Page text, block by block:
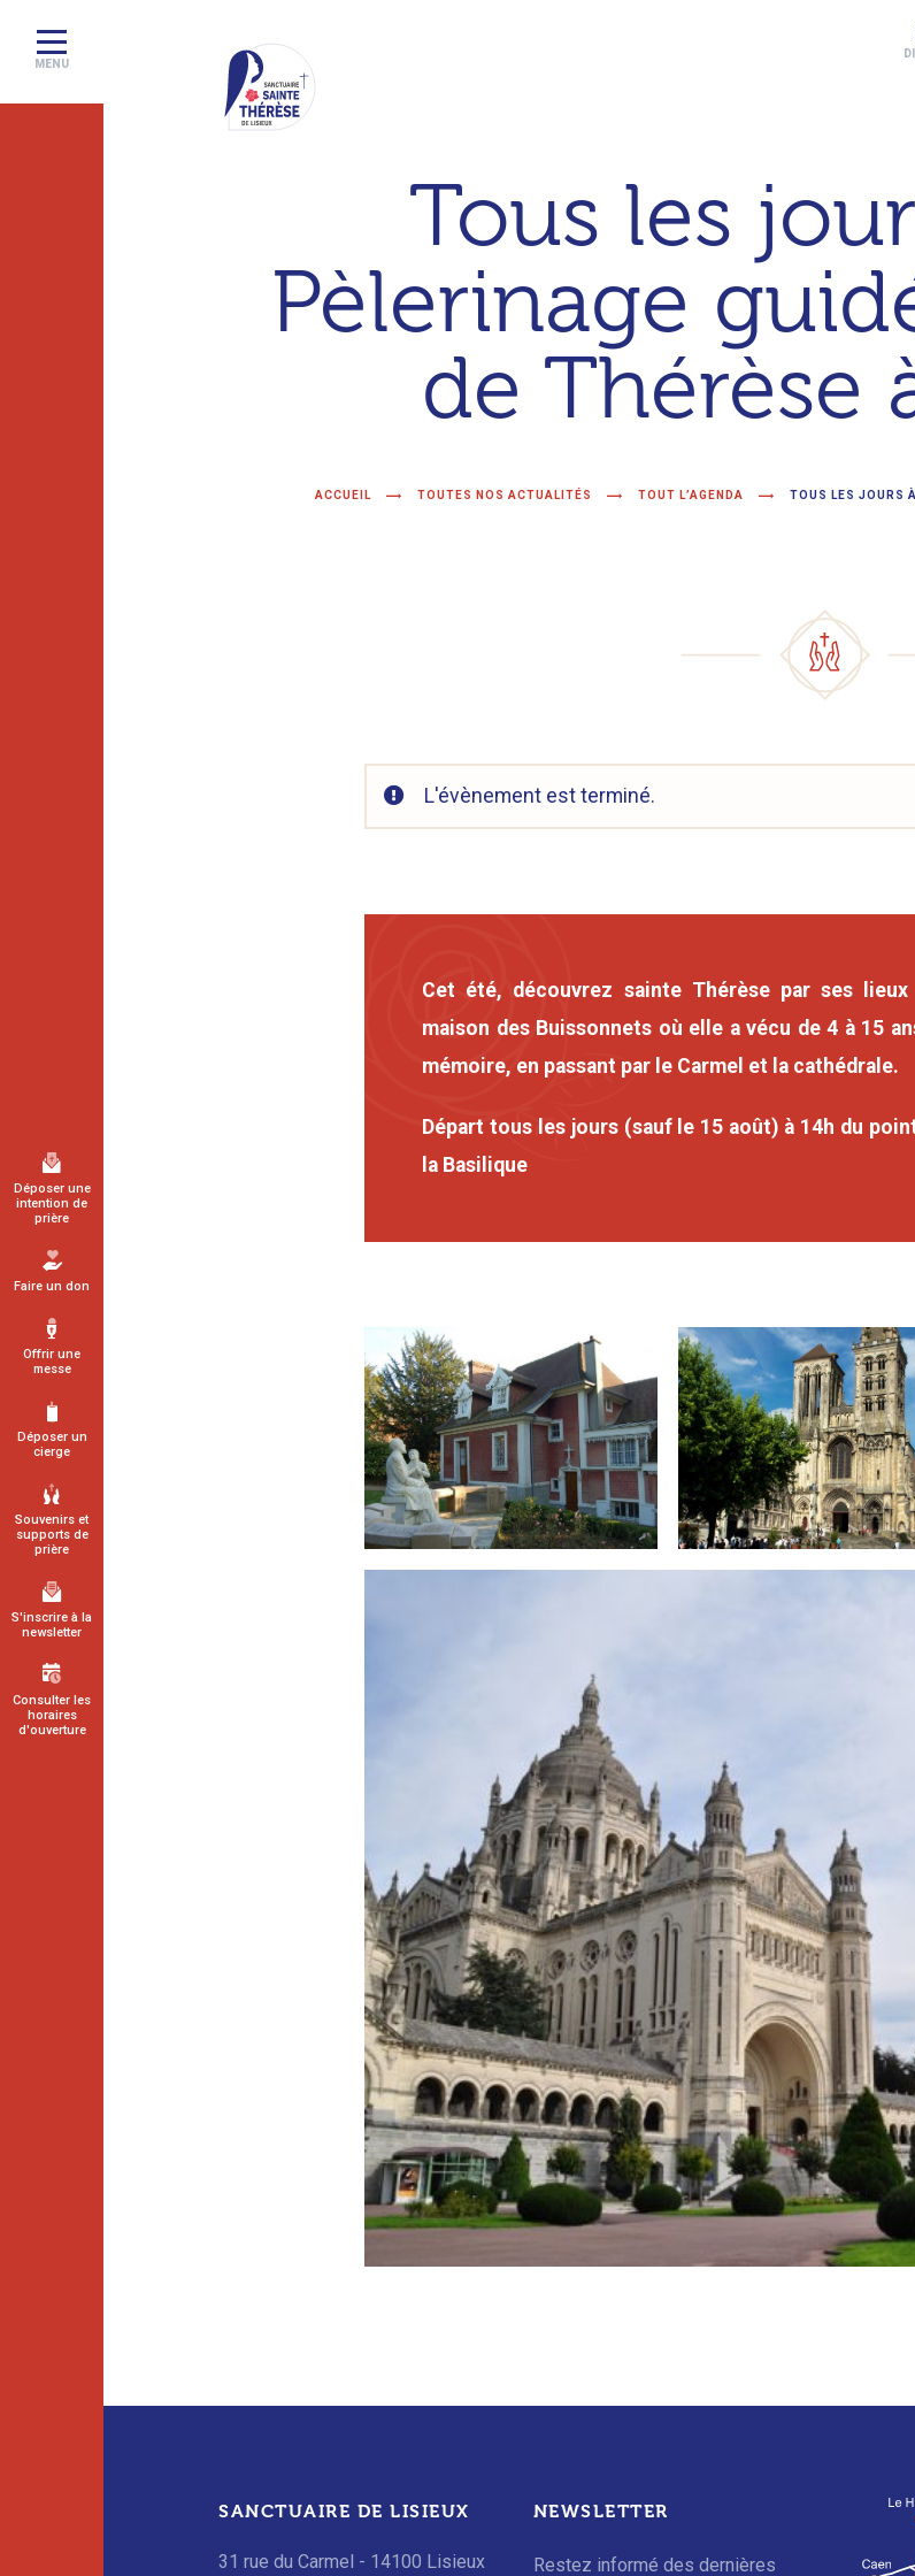
MENU
Déposer une
intention de
prière
Faire un don
Offrir une
messe
Déposer un
cierge
Souvenirs et
supports de
prière
S'inscrire à la
newsletter
Consulter les
horaires
d'ouverture
Basilique
Tous les
Pèlerinage
de Thérèse
ACCUEIL TOUTES NOS ACTUALITÉS TOUT L’AGENDA TOUS LES JOURS
L'évènement est terminé.
Cet été, découvrez sainte Thérèse par ses
maison des Buissonnets où elle a vécu de 4 à 15
mémoire, en passant par le Carmel et la cathédrale.
Départ tous les jours (sauf le 15 août) à 14h du
la Basilique
SANCTUAIRE DE LISIEUX
31 rue du Carmel - 14100 Lisieux
NEWSLETTER
Restez informé des dernières